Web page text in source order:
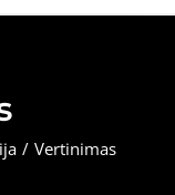
/ Vertinimas